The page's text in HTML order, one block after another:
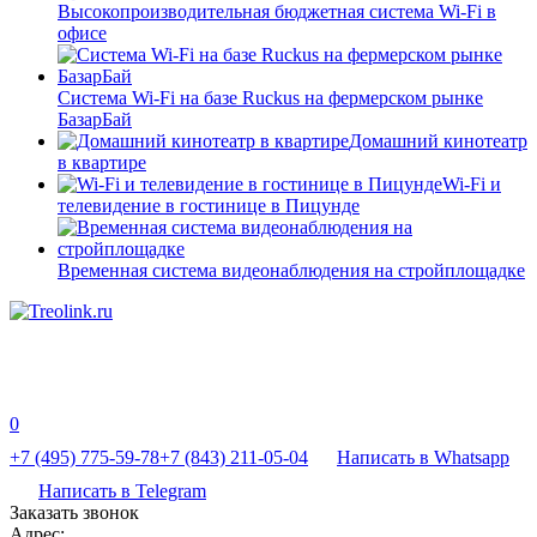
Высокопроизводительная бюджетная система Wi-Fi в
офисе
Система Wi-Fi на базе Ruckus на фермерском рынке
БазарБай
Домашний кинотеатр
в квартире
Wi-Fi и
телевидение в гостинице в Пицунде
Временная система видеонаблюдения на стройплощадке
0
+7 (495) 775-59-78+7 (843) 211-05-04
Написать в Whatsapp
Написать в Telegram
Заказать звонок